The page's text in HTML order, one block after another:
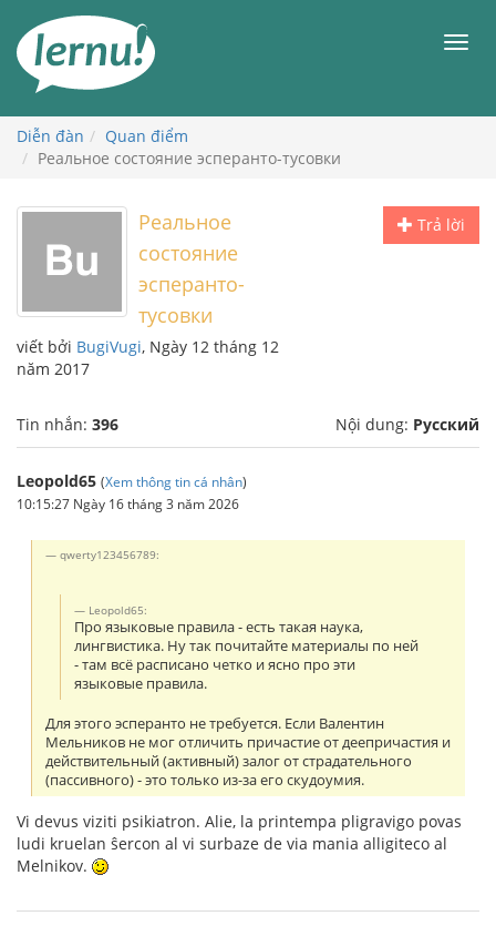
đến
phần
dung
Diễn đàn
Quan điểm
Реальное состояние эсперанто-тусовки
Trả lời
Реальное
состояние
эсперанто-
тусовки
viết bởi BugiVugi, Ngày 12 tháng 12
năm 2017
Tin nhắn: 396 Nội dung: Русский
Leopold65 (Xem thông tin cá nhân)
10:15:27 Ngày 16 tháng 3 năm 2026
qwerty123456789:
Leopold65:
Про языковые правила - есть такая наука,
лингвистика. Ну так почитайте материалы по ней
- там всё расписано четко и ясно про эти
языковые правила.
Для этого эсперанто не требуется. Если Валентин
Мельников не мог отличить причастие от деепричастия и
действительный (активный) залог от страдательного
(пассивного) - это только из-за его скудоумия.
Vi devus viziti psikiatron. Alie, la printempa pligravigo povas
ludi kruelan ŝercon al vi surbaze de via mania alligiteco al
Melnikov.